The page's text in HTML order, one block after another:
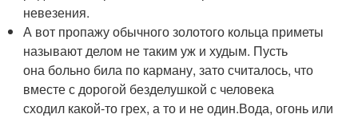
невезения.
А вот пропажу обычного золотого кольца приметы
называют делом не таким уж и худым. Пусть
она больно била по карману, зато считалось, что
вместе с дорогой безделушкой с человека
сходил какой-то грех, а то и не один.Вода, огонь или